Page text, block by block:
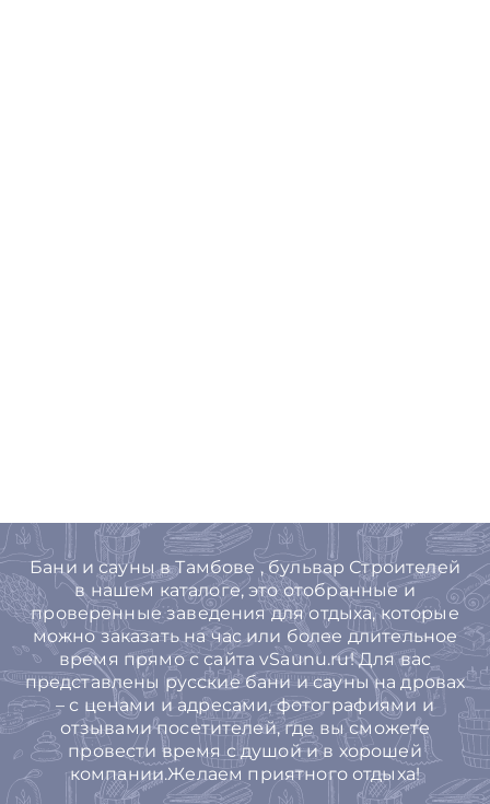
Бани и сауны в Тамбове , бульвар Строителей
в нашем каталоге, это отобранные и
проверенные заведения для отдыха, которые
можно заказать на час или более длительное
время прямо с сайта vSaunu.ru! Для вас
представлены русские бани и сауны на дровах
– с ценами и адресами, фотографиями и
отзывами посетителей, где вы сможете
провести время с душой и в хорошей
компании.Желаем приятного отдыха!